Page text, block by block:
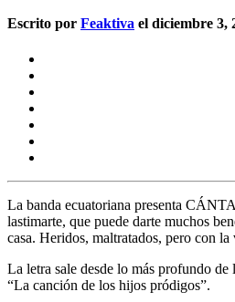
Escrito por Feaktiva el diciembre 3,
La banda ecuatoriana presenta
lastimarte, que puede darte muchos
casa. Heridos, maltratados, pero con
La letra sale desde lo más profundo
“La canción de los hijos pródigos”.